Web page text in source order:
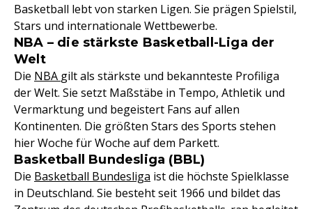
Basketball lebt von starken Ligen. Sie prägen Spielstil,
Stars und internationale Wettbewerbe.
NBA – die stärkste Basketball-Liga der
Welt
Die NBA gilt als stärkste und bekannteste Profiliga
der Welt. Sie setzt Maßstäbe in Tempo, Athletik und
Vermarktung und begeistert Fans auf allen
Kontinenten. Die größten Stars des Sports stehen
hier Woche für Woche auf dem Parkett.
Basketball Bundesliga (BBL)
Die Basketball Bundesliga ist die höchste Spielklasse
in Deutschland. Sie besteht seit 1966 und bildet das